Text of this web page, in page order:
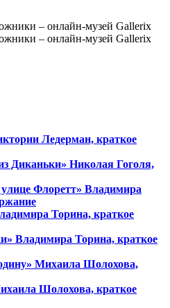
Ледерман, краткое
Диканьки» Николая Гоголя,
Флоретт» Владимира
Торина, краткое
Владимира Торина, краткое
Михаила Шолохова,
Шолохова, краткое